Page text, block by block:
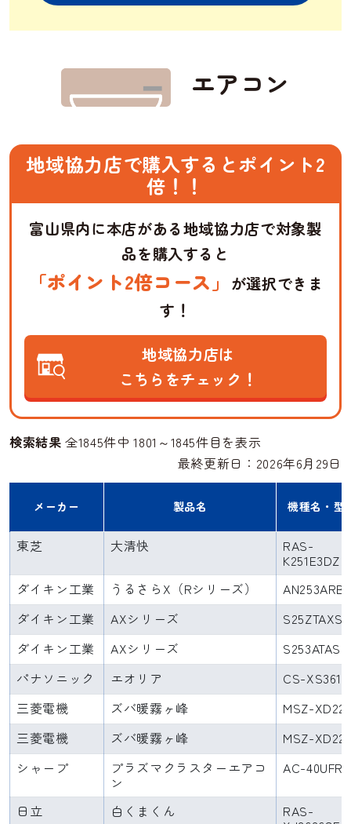
エアコン
地域協力店で購入するとポイント2
倍！！
富山県内に本店がある地域協力店で対象製
品を購入すると
「ポイント2倍コース」
が選択できま
す！
地域協力店は
こちらをチェック！
検索結果 全1845件中 1801～1845件目を表示
最終更新日：2026年6月29日
メーカー 製品名 機種名・型
東芝 大清快 RAS-
K251E3DZ
ダイキン工業
うるさらX（Rシリーズ）
ダイキン工業
AXシリーズ
S25ZTAXS
ダイキン工業
AXシリーズ
S253ATAS
パナソニック
エオリア
CS-
三菱電機
ズバ暖霧ヶ峰
MSZ-
三菱電機
ズバ暖霧ヶ峰
MSZ-
シャープ
プラズマクラスターエアコ
ン
AC-40UFR2
日立 白くまくん RAS-